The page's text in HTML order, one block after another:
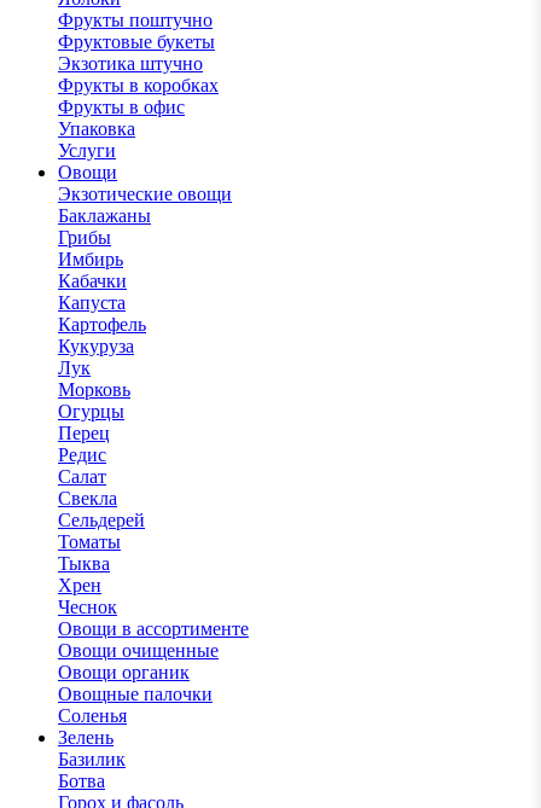
Фрукты поштучно
Фруктовые букеты
Экзотика штучно
Фрукты в коробках
Фрукты в офис
Упаковка
Услуги
Овощи
Экзотические овощи
Баклажаны
Грибы
Имбирь
Кабачки
Капуста
Картофель
Кукуруза
Лук
Морковь
Огурцы
Перец
Редис
Салат
Свекла
Сельдерей
Томаты
Тыква
Хрен
Чеснок
Овощи в ассортименте
Овощи очищенные
Овощи органик
Овощные палочки
Соленья
Зелень
Базилик
Ботва
Горох и фасоль